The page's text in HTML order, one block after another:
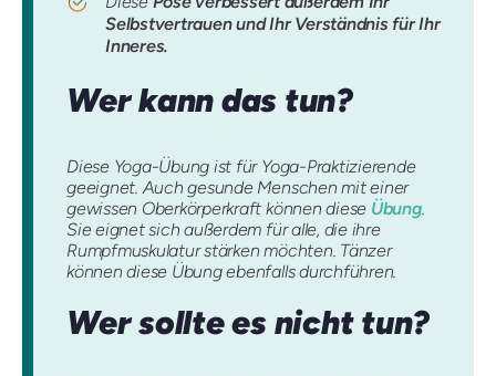
Selbstvertrauen und Ihr Verständnis für Ihr
Inneres.
Wer kann das tun?
Diese Yoga-Übung ist für Yoga-Praktizierende
geeignet. Auch gesunde Menschen mit einer
gewissen Oberkörperkraft können diese Übung.
Sie eignet sich außerdem für alle, die ihre
Rumpfmuskulatur stärken möchten. Tänzer
können diese Übung ebenfalls durchführen.
Wer sollte es nicht tun?